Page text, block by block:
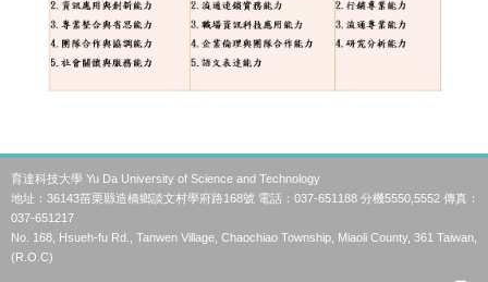
育達科技大學 Yu Da University of Science and Technology
地址：36143苗栗縣造橋鄉談文村學府路168號 電話：037-651188 分機5550,5552 傳真：
037-651217
No. 168, Hsueh-fu Rd., Tanwen Village, Chaochiao Township, Miaoli County, 361 Taiwan,
(R.O.C)